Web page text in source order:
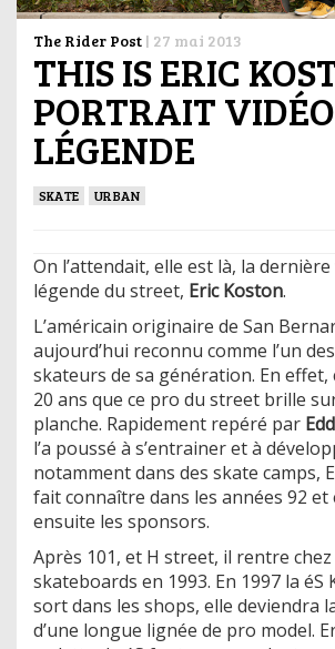
The Rider Post | 27 mai 2013
THIS IS ERIC
PORTRAIT
LÉGENDE
SKATE URBAN
On l’attendait, elle est là, la dernière
légende du street, Eric Koston.
L’américain originaire de San
aujourd’hui reconnu comme l’un
skateurs de sa génération. En effet,
20 ans que ce pro du street brille
planche. Rapidement repéré par
l’a poussé à s’entrainer et à
notamment dans des skate camps,
fait connaître dans les années 92 et
ensuite les sponsors.
Après 101, et H street, il rentre chez
skateboards en 1993. En 1997 la éS
sort dans les shops, elle deviendra
d’une longue lignée de pro model.